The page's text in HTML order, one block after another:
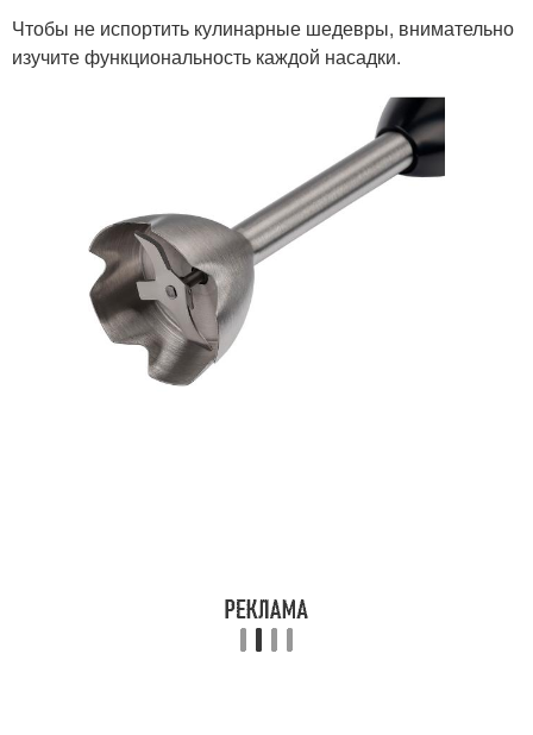
Чтобы не испортить кулинарные шедевры, внимательно
изучите функциональность каждой насадки.